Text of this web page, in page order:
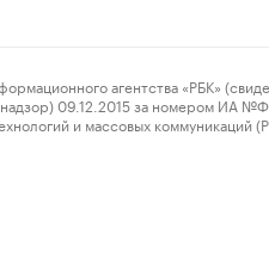
агентства «РБК»
09.12.2015 за номером ИА
и массовых